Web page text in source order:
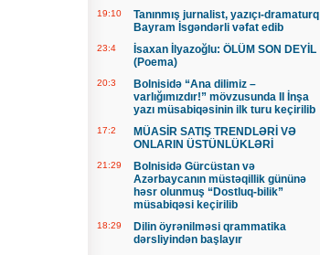
19:10
Tanınmış jurnalist, yazıçı-dramaturq
Bayram İsgəndərli vəfat edib
23:4
İsaxan İlyazoğlu: ÖLÜM SON DEYİL
(Poema)
20:3
Bolnisidə “Ana dilimiz –
varlığımızdır!” mövzusunda II İnşa
yazı müsabiqəsinin ilk turu keçirilib
17:2
MÜASİR SATIŞ TRENDLƏRİ VƏ
ONLARIN ÜSTÜNLÜKLƏRİ
21:29
Bolnisidə Gürcüstan və
Azərbaycanın müstəqillik gününə
həsr olunmuş “Dostluq-bilik”
müsabiqəsi keçirilib
18:29
Dilin öyrənilməsi qrammatika
dərsliyindən başlayır